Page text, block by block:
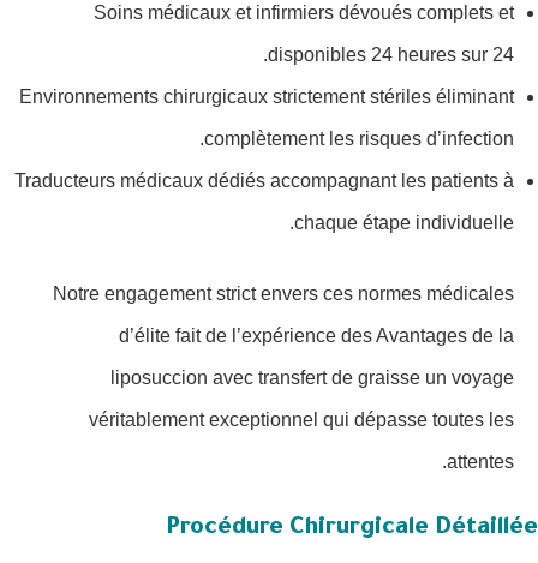
Soins médicaux et infirmiers dévoués complets et
disponibles 24 heures sur 24.
Environnements chirurgicaux strictement stériles éliminant
complètement les risques d’infection.
Traducteurs médicaux dédiés accompagnant les patients à
chaque étape individuelle.
Notre engagement strict envers ces normes médicales
d’élite fait de l’expérience des Avantages de la
liposuccion avec transfert de graisse un voyage
véritablement exceptionnel qui dépasse toutes les
attentes.
Procédure Chirurgicale Détaillée